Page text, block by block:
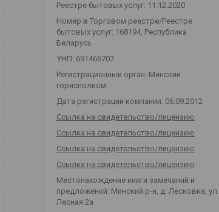
Реестре бытовых услуг: 11.12.2020
Номер в Торговом реестре/Реестре
бытовых услуг: 168194, Республика
Беларусь
УНП: 691466707
Регистрационный орган: Минский
горисполком
Дата регистрации компании: 06.09.2012
Ссылка на свидетельство/лицензию
Ссылка на свидетельство/лицензию
Ссылка на свидетельство/лицензию
Ссылка на свидетельство/лицензию
Местонахождение книги замечаний и
предложений: Минский р-н, д. Лесковка, ул.
Лесная 2а